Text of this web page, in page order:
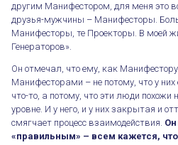
другим Манифестором, для меня это
друзья-мужчины – Манифесторы.
Манифесторы, те Проекторы. В моей
Генераторов».
Он отмечал, что ему, как
Манифесторами – не потому, что у них
что-то, а потому, что эти люди похожи
уровне. И у него, и у них закрытая и
смягчает процесс взаимодействия. Он
«правильным» – всем кажется,